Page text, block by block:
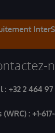
: +32 2 464 97
: +1-